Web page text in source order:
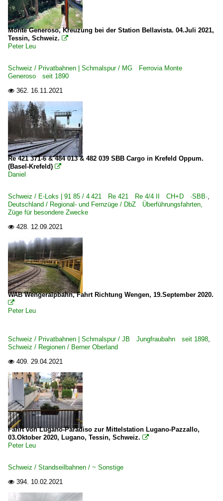
Monte Generoso, Kreuzung bei der Station Bellavista. 04.Juli 2021,
Tessin, Schweiz. 
Peter Leu
Schweiz / Privatbahnen | Schmalspur / MG Ferrovia Monte
Generoso seit 1890
 362. 16.11.2021
Re 421 371-6 & 484 013 & 482 039 SBB Cargo in Krefeld Oppum.
(Basel-Krefeld) 
Daniel
Schweiz / E-Loks | 91 85 / 4 421 Re 421 Re 4/4 II CH+D ·SBB·,
Deutschland / Regional- und Fernzüge / DbZ Überführungsfahrten,
Züge für besondere Zwecke
 428. 12.09.2021
WAB Wengeralpbahn, Fahrt Richtung Wengen, 19.September 2020.

Peter Leu
Schweiz / Privatbahnen | Schmalspur / JB Jungfraubahn seit 1898,
Schweiz / Regionen / Berner Oberland
 409. 29.04.2021
Fahrt von Lugano-Paradiso zur Mittelstation Lugano-Pazzallo,
03.Oktober 2020, Lugano, Tessin, Schweiz. 
Peter Leu
Schweiz / Standseilbahnen / ~ Sonstige
 394. 10.02.2021